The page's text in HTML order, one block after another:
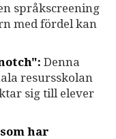
språkscreening
med fördel kan
Denna
resursskolan
sig till elever
har